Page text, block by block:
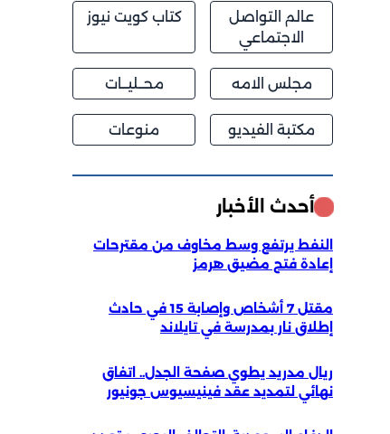
عالم التواصل
الاجتماعي
كتاب كويت نيوز
مجلس الامه محــليــات
مكتبة الفيديو منوعات
أحدث الأخبار
النفط يرتفع وسط مخاوف من مقترحات
إعادة فتح مضيق هرمز
مقتل 7 أشخاص وإصابة 15 في حادث
إطلاق نار بمدرسة في تايلاند
ريال مدريد يطوي صفحة الجدل.. اتفاق
نهائي لتمديد عقد فينيسيوس جونيور